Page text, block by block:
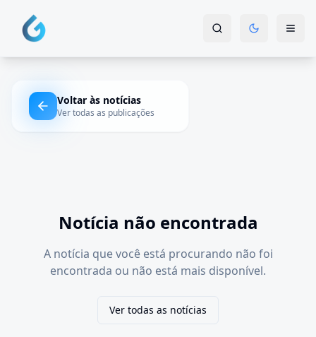
Voltar às notícias
Ver todas as publicações
Notícia não encontrada
A notícia que você está procurando não foi
encontrada ou não está mais disponível.
Ver todas as notícias